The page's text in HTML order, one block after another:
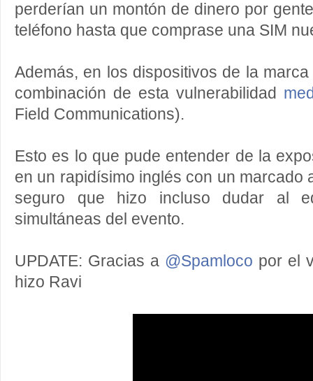
perderían un montón de dinero por
teléfono hasta que comprase una SIM
Además, en los dispositivos de la
combinación de esta vulnerabilidad
Field Communications).
Esto es lo que pude entender de la
en un rapidísimo inglés con un marcado
seguro que hizo incluso dudar al
simultáneas del evento.
UPDATE: Gracias a @Spamloco por el
hizo Ravi